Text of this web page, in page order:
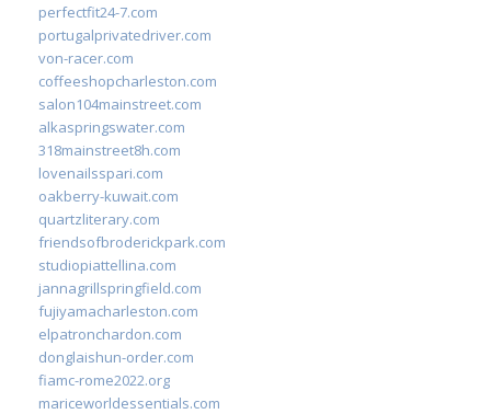
perfectfit24-7.com
portugalprivatedriver.com
von-racer.com
coffeeshopcharleston.com
salon104mainstreet.com
alkaspringswater.com
318mainstreet8h.com
lovenailsspari.com
oakberry-kuwait.com
quartzliterary.com
friendsofbroderickpark.com
studiopiattellina.com
jannagrillspringfield.com
fujiyamacharleston.com
elpatronchardon.com
donglaishun-order.com
fiamc-rome2022.org
mariceworldessentials.com